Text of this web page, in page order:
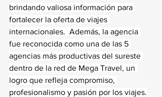
brindando valiosa información para
fortalecer la oferta de viajes
internacionales.  Además, la agencia
fue reconocida como una de las 5
agencias más productivas del sureste
dentro de la red de Mega Travel, un
logro que refleja compromiso,
profesionalismo y pasión por los viajes.